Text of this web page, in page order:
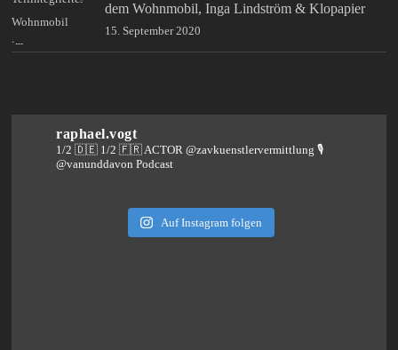
dem Wohnmobil, Inga Lindström & Klopapier
15. September 2020
raphael.vogt
1/2 🇩🇪 1/2 🇫🇷 ACTOR @zavkuenstlervermittlung🎙️
@vanunddavon Podcast
Auf Instagram folgen